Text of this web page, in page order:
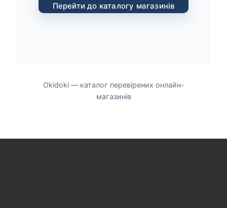
Перейти до каталогу магазинів
Okidoki — каталог перевірених онлайн-
магазинів